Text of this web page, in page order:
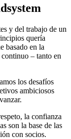
y del trabajo de un
quería
basado en la
– tanto en
los desafíos
ambiciosos
la confianza
son la base de las
con socios.